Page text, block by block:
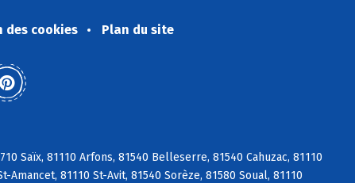
des cookies Plan du site
Saïx, 81110 Arfons, 81540 Belleserre, 81540 Cahuzac, 81110
81110 St-Avit, 81540 Sorèze, 81580 Soual, 81110